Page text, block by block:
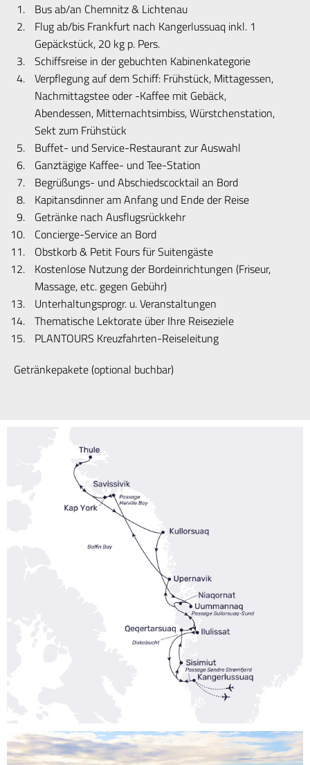
Bus ab/an Chemnitz & Lichtenau
Flug ab/bis Frankfurt nach Kangerlussuaq inkl. 1
Gepäckstück, 20 kg p. Pers.
Schiffsreise in der gebuchten Kabinenkategorie
Verpflegung auf dem Schiff: Frühstück, Mittagessen,
Nachmittagstee oder -Kaffee mit Gebäck,
Abendessen, Mitternachtsimbiss, Würstchenstation,
Sekt zum Frühstück
Buffet- und Service-Restaurant zur Auswahl
Ganztägige Kaffee- und Tee-Station
Begrüßungs- und Abschiedscocktail an Bord
Kapitansdinner am Anfang und Ende der Reise
Getränke nach Ausflugsrückkehr
Concierge-Service an Bord
Obstkorb & Petit Fours für Suitengäste
Kostenlose Nutzung der Bordeinrichtungen (Friseur,
Massage, etc. gegen Gebühr)
Unterhaltungsprogr. u. Veranstaltungen
Thematische Lektorate über Ihre Reiseziele
PLANTOURS Kreuzfahrten-Reiseleitung
Getränkepakete (optional buchbar)